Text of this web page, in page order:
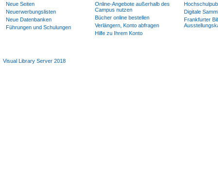
Neue Seiten
Neuerwerbungslisten
Neue Datenbanken
Führungen und Schulungen
Online-Angebote außerhalb des
Campus nutzen
Bücher online bestellen
Verlängern, Konto abfragen
Hilfe zu Ihrem Konto
Digitale
Frankfurter
Visual Library Server 2018